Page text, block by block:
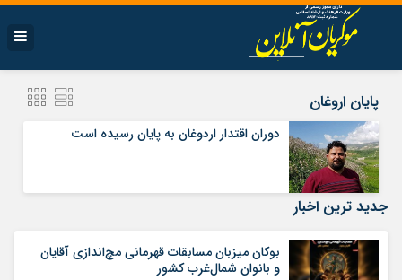
پایان اروغان
دوران اقتدار اردوغان به پایان رسیده است
جدید ترین اخبار
بوکان میزبان مسابقات قهرمانی مچ‌اندازی آقایان
و بانوان شمال‌غرب کشور